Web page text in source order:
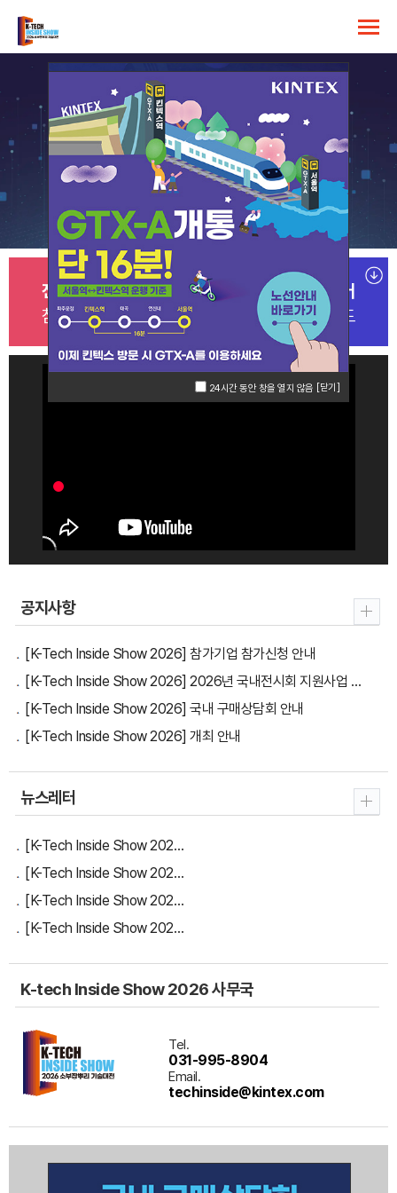
전시부스
참가신청
참관객
사전등록
브로슈어
다운로드
공지사항
[K-Tech Inside Show 2026] 참가기업 참가신청 안내
[K-Tech Inside Show 2026] 2026년 국내전시회 지원사업 모집공고 모음 (8.03. 기준)
[K-Tech Inside Show 2026] 국내 구매상담회 안내
[K-Tech Inside Show 2026] 개최 안내
뉴스레터
[K-Tech Inside Show 2026] 뉴스레터 vol.4 참가기업 조기신청 마감임박 안내
[K-Tech Inside Show 2026] 뉴스레터 vol.3 비즈니스프로그램 안내
[K-Tech Inside Show 2026] 뉴스레터 vol.2 참가기업 참가안내(~8/28 2차 조기신청 혜택)
[K-Tech Inside Show 2026] 뉴스레터 vol.1 참가기업 조기신청 OPEN!
K-tech Inside Show 2026 사무국
Tel.
031-995-8904
Email.
techinside@kintex.com
24시간 동안 창을 열지 않음 [닫기]
24시간 동안 창을 열지 않음